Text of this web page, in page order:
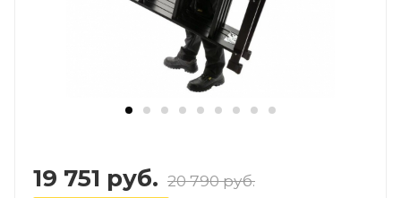
19 751 руб. 20 790руб.